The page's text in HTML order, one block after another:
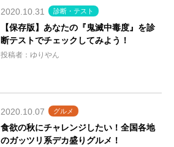
2020.10.31 診断・テスト
【保存版】あなたの『鬼滅中毒度』を診
断テストでチェックしてみよう！
投稿者：ゆりやん
2020.10.07 グルメ
食欲の秋にチャレンジしたい！全国各地
のガッツリ系デカ盛りグルメ！